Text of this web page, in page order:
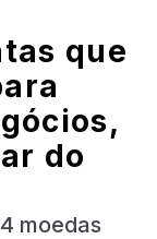
que
do
moedas